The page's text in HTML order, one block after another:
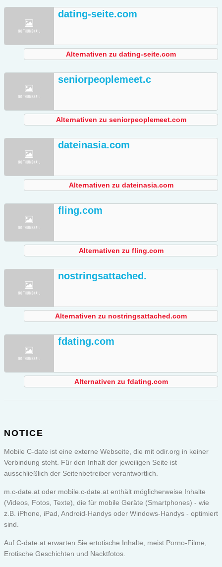
dating-seite.com
Alternativen zu dating-seite.com
seniorpeoplemeet.c
Alternativen zu seniorpeoplemeet.com
dateinasia.com
Alternativen zu dateinasia.com
fling.com
Alternativen zu fling.com
nostringsattached.
Alternativen zu nostringsattached.com
fdating.com
Alternativen zu fdating.com
NOTICE
Mobile C-date ist eine externe Webseite, die mit odir.org in keiner
Verbindung steht. Für den Inhalt der jeweiligen Seite ist
ausschließlich der Seitenbetreiber verantwortlich.
m.c-date.at oder mobile.c-date.at enthält möglicherweise Inhalte
(Videos, Fotos, Texte), die für mobile Geräte (Smartphones) - wie
z.B. iPhone, iPad, Android-Handys oder Windows-Handys - optimiert
sind.
Auf C-date.at erwarten Sie ertotische Inhalte, meist Porno-Filme,
Erotische Geschichten und Nacktfotos.